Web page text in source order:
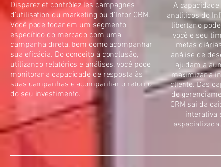
Disparez et contrôlez les campagnes
d'utilisation du marketing ou d'Infor CRM.
Você pode focar em um segmento
específico do mercado com uma
campanha direta, bem como acompanhar
sua eficácia. Do conceito à conclusão,
utilizando relatórios e análises, você pode
monitorar a capacidade de resposta às
suas campanhas e acompanhar o retorno
do seu investimento.
A
analíticos do
libertar o
você e seu
metas
análise de
ajudam a
maximizar a
cliente. Das
de
CRM sai da
interativa